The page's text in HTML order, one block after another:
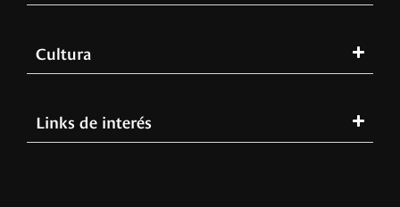
Cultura
Links de interés